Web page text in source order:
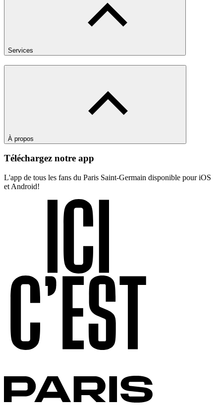
Services
À propos
Téléchargez notre app
L'app de tous les fans du Paris Saint-Germain disponible pour iOS
et Android!